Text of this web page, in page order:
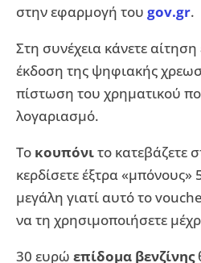
στην εφαρμογή του gov.gr.
Στη συνέχεια κάνετε αίτηση
έκδοση της ψηφιακής
πίστωση του χρηματικού
λογαριασμό.
Το κουπόνιτο κατεβάζετε
κερδίσετε έξτρα
μεγάλη γιατί αυτό το
να τη χρησιμοποιήσετε
30 ευρώ επίδομα βενζίνης